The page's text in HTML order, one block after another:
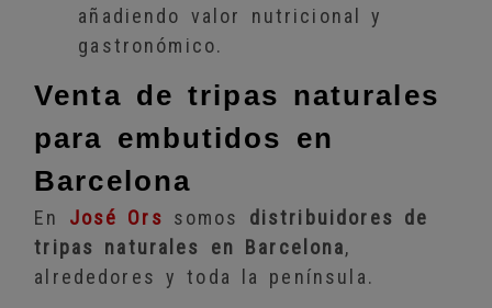
añadiendo valor nutricional y
gastronómico.
Venta de tripas naturales
para embutidos en
Barcelona
En José Ors somos distribuidores de
tripas naturales en Barcelona,
alrededores y toda la península.